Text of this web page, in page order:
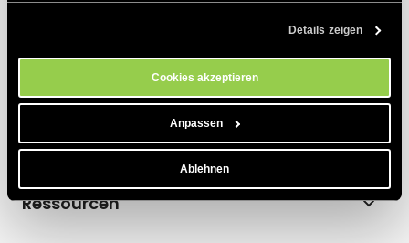
. Sie können Ihre Cookie-Einstellungen jederzeit im
Details zeigen
Cookies akzeptieren
Anpassen
Ablehnen
Hosting für WooCommerce
Hosting-Affiliate-Programm
Produkte
Coderick AI
Über uns
Ressourcen